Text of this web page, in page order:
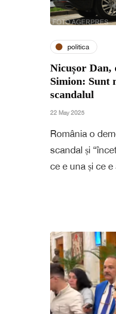
politica
Nicușor Dan,
Simion: Sunt
scandalul
22 May 2025
România o
scandal și
ce e una și ce